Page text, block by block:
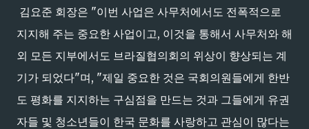
김요준 회장은 "이번 사업은 사무처에서도 전폭적으로
지지해 주는 중요한 사업이고, 이것을 통해서 사무처와 해
외 모든 지부에서도 브라질협의회의 위상이 향상되는 계
기가 되었다"며, "제일 중요한 것은 국회의원들에게 한반
도 평화를 지지하는 구심점을 만드는 것과 그들에게 유권
자들 및 청소년들이 한국 문화를 사랑하고 관심이 많다는